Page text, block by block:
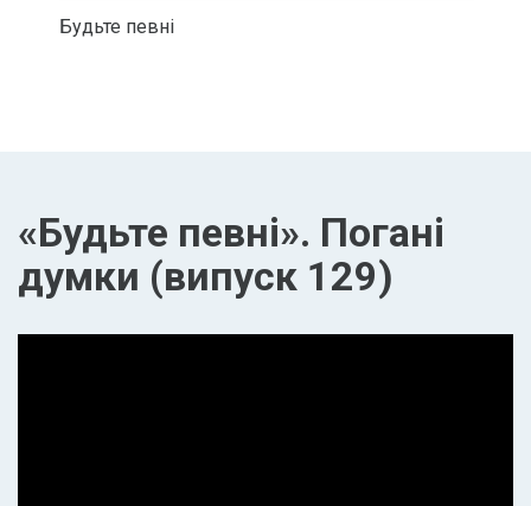
Будьте певні
«Будьте певні». Погані
думки (випуск 129)